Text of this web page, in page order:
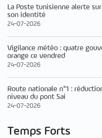
La Poste tunisienne alerte
son identité
24-07-2026
Vigilance météo : quatre
orange ce vendred
24-07-2026
Route nationale n°1 :
niveau du pont Sai
24-07-2026
Temps Forts